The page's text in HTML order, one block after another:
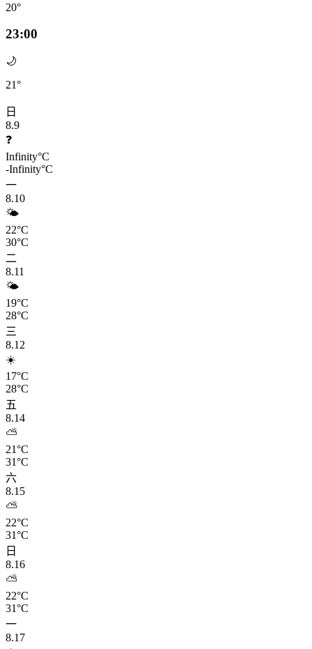
20°
23:00
🌙
21°
日
8.9
❓
Infinity°C
-Infinity°C
一
8.10
🌤️
22°C
30°C
二
8.11
🌤️
19°C
28°C
三
8.12
☀️
17°C
28°C
五
8.14
⛅
21°C
31°C
六
8.15
⛅
22°C
31°C
日
8.16
⛅
22°C
31°C
一
8.17